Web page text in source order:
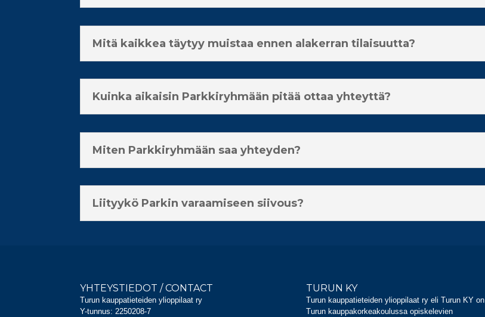
Mitä kaikkea täytyy muistaa ennen alakerran tilaisuutta?
Kuinka aikaisin Parkkiryhmään pitää ottaa yhteyttä?
Miten Parkkiryhmään saa yhteyden?
Liityykö Parkin varaamiseen siivous?
YHTEYSTIEDOT / CONTACT
Turun kauppatieteiden ylioppilaat ry
Y-tunnus: 2250208-7
TURUN KY
Turun kauppatieteiden ylioppilaat ry eli Turun KY on
Turun kauppakorkeakoulussa opiskelevien